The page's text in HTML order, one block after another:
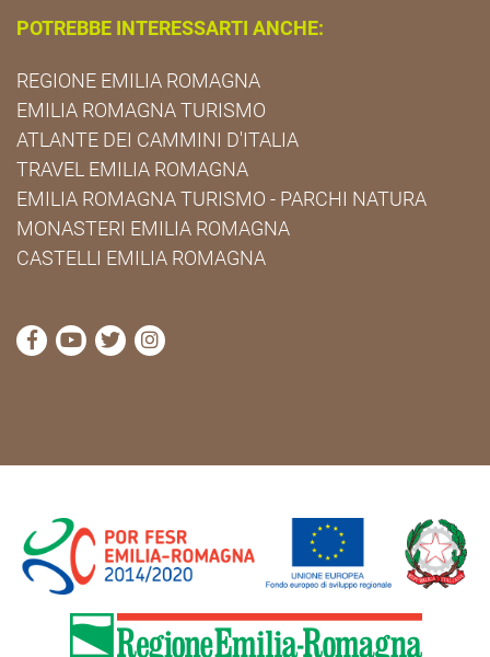
POTREBBE INTERESSARTI ANCHE:
REGIONE EMILIA ROMAGNA
EMILIA ROMAGNA TURISMO
ATLANTE DEI CAMMINI D'ITALIA
TRAVEL EMILIA ROMAGNA
EMILIA ROMAGNA TURISMO - PARCHI NATURA
MONASTERI EMILIA ROMAGNA
CASTELLI EMILIA ROMAGNA
visita la pagina Facebook di Cammini Emilia-
visita la pagina YouTube di Cammini Emilia-
visita la pagina Twitter di Cammini Emilia-
visita la pagina Instagram di Cammini